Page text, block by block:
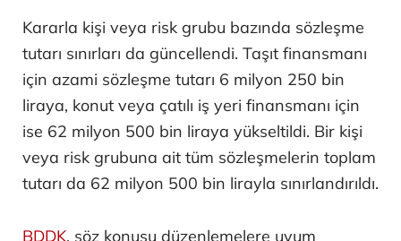
Kararla kişi veya risk grubu bazında sözleşme
tutarı sınırları da güncellendi. Taşıt finansmanı
için azami sözleşme tutarı 6 milyon 250 bin
liraya, konut veya çatılı iş yeri finansmanı için
ise 62 milyon 500 bin liraya yükseltildi. Bir kişi
veya risk grubuna ait tüm sözleşmelerin toplam
tutarı da 62 milyon 500 bin lirayla sınırlandırıldı.
BDDK, söz konusu düzenlemelere uyum